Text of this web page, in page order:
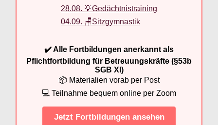
28.08. 💡Gedächtnistraining
04.09. 🪑Sitzgymnastik
✔️ Alle Fortbildungen anerkannt als
Pflichtfortbildung für Betreuungskräfte (§53b
SGB XI)
📦 Materialien vorab per Post
💻 Teilnahme bequem online per Zoom
Jetzt Fortbildungen ansehen